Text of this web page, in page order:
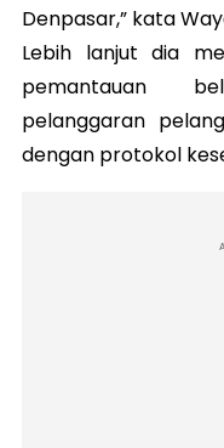
Denpasar,” kata
Lebih lanjut dia
pemantauan
pelanggaran
dengan protokol